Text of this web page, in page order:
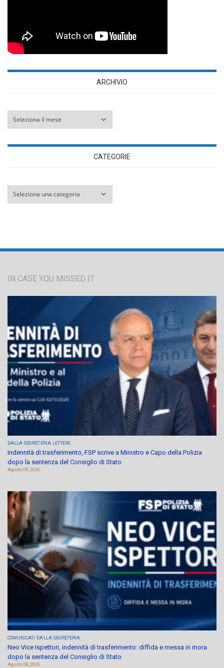
ARCHIVIO
CATEGORIE
IN CASE YOU MISSED IT
DALLA SEGRETERIA LETTERE
Indennità di trasferimento, FSP scrive a Ministro e Capo della Polizia
dopo la sentenza del Consiglio di Stato
Agosto 08, 2026
COMUNICATI DALLA SEGRETERIA
Neo Vice Ispettori, indennità di trasferimento: diffida e messa in mora
dopo la sentenza del Consiglio di Stato
Agosto 08, 2026